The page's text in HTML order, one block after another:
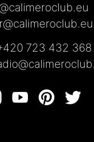
723 432 368